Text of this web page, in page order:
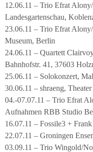
12.06.11 – Trio Efrat
Landesgartenschau,
23.06.11 – Trio Efrat
Museum, Berlin
24.06.11 – Quartett
Bahnhofstr. 41, 37603
25.06.11 – Solokonzert,
30.06.11 – shraeng,
04.-07.07.11 – Trio Efrat
Aufnahmen RBB Studio
16.07.11 – Fossile3 +
22.07.11 – Groningen
03.09.11 – Trio Wingold/